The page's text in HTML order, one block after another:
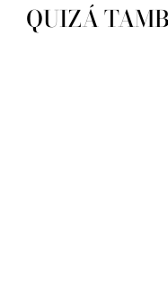
QUIZÁ